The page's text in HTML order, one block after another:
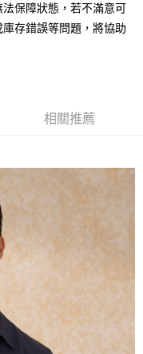
支付方式。 讓您購物簡單
跳轉至「AFTEE先享後付」
易完成。
若您需要取消訂單，請聯絡
有效，需透過AFTEE先享
頁面顯示為準，若有關於
，請聯繫「AFTEE先享後付
support/home
先享後付」服務完成之交
將交易相關給付款項請求債
查看運費
保障狀態，若不滿意可
存錯誤等問題，將協助
相關推薦